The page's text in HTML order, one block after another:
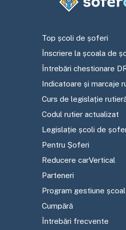
Top școli de șoferi
Înscriere la școala de
Întrebări chestionare
Indicatoare și marcaje
Curs de legislație
Codul rutier actualizat
Legislație școli de
Pentru Șoferi
Reducere carVertical
Parteneri
Program gestiune
Cumpără
Întrebări frecvente